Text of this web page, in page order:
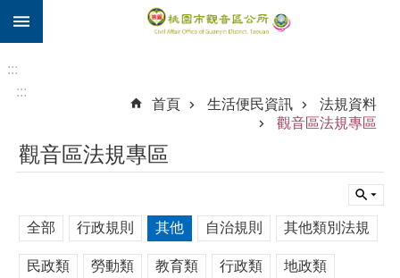
跳到主要內容區塊
民
卡
進
階
搜
尋
:::
:::
首頁
生活便民資訊
法規資料
觀音區法規專區
觀音區法規專區
全部 行政規則 其他 自治規則 其他類別法規
民政類 勞動類 教育類 行政類 地政類